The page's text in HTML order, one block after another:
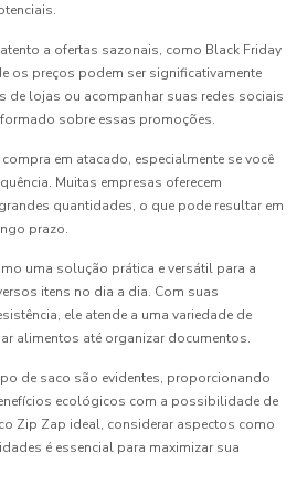
a ofertas sazonais, como Black Friday
os preços podem ser significativamente
de lojas ou acompanhar suas redes sociais
sobre essas promoções.
em atacado, especialmente se você
Muitas empresas oferecem
quantidades, o que pode resultar em
prazo.
uma solução prática e versátil para a
itens no dia a dia. Com suas
ele atende a uma variedade de
alimentos até organizar documentos.
de saco são evidentes, proporcionando
ecológicos com a possibilidade de
Zip Zap ideal, considerar aspectos como
é essencial para maximizar sua